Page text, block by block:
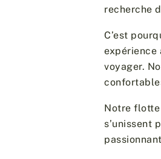
recherche
C’est
expérience
voyager.
Notre flotte
s’unissent